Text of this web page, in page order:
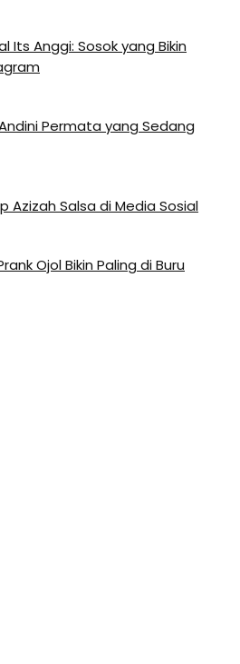
Its Anggi: Sosok yang Bikin
Permata yang Sedang
Azizah Salsa di Media Sosial
Ojol Bikin Paling di Buru